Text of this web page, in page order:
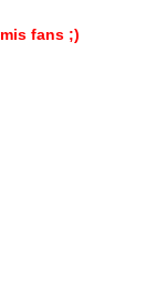
mis fans ;)